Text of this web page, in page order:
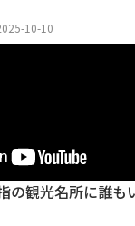
10-10
の観光名所に誰